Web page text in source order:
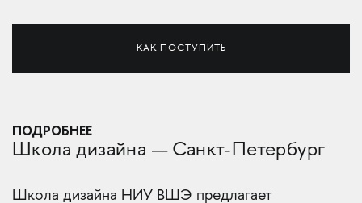
КАК ПОСТУПИТЬ
ПОДРОБНЕЕ
Школа дизайна — Санкт-Петербург
Школа дизайна НИУ ВШЭ предлагает